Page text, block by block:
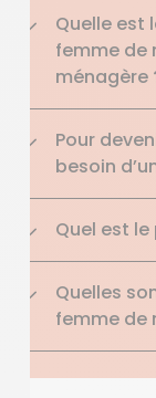
Quelle est
femme de
ménagère
Pour
besoin
Quel est
Quelles
femme de